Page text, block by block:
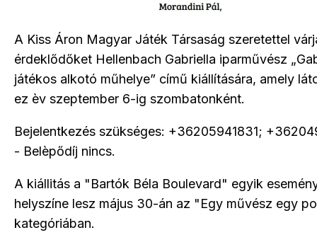
A Kiss Áron Magyar Játék Társaság szeretettel
érdeklődőket Hellenbach Gabriella iparművész
játékos alkotó műhelye” című kiállítására, amely
ez èv szeptember 6-ig szombatonként.
Bejelentkezés szükséges: +36205941831;
- Belèpődíj nincs.
A kiállitás a "Bartók Béla Boulevard" egyik
helyszíne lesz május 30-án az "Egy művész egy
kategóriában.